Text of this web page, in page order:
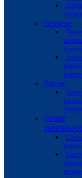
Grimme
Panien
Точне